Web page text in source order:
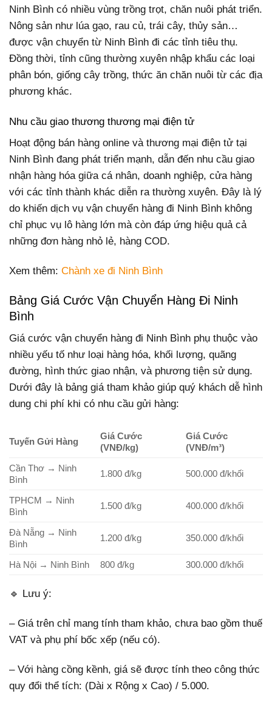
Ninh Bình có nhiều vùng trồng trọt, chăn nuôi phát triển.
Nông sản như lúa gạo, rau củ, trái cây, thủy sản…
được vận chuyển từ Ninh Bình đi các tỉnh tiêu thụ.
Đồng thời, tỉnh cũng thường xuyên nhập khẩu các loại
phân bón, giống cây trồng, thức ăn chăn nuôi từ các địa
phương khác.
Nhu cầu giao thương thương mại điện tử
Hoạt động bán hàng online và thương mại điện tử tại
Ninh Bình đang phát triển mạnh, dẫn đến nhu cầu giao
nhận hàng hóa giữa cá nhân, doanh nghiệp, cửa hàng
với các tỉnh thành khác diễn ra thường xuyên. Đây là lý
do khiến dịch vụ vận chuyển hàng đi Ninh Bình không
chỉ phục vụ lô hàng lớn mà còn đáp ứng hiệu quả cả
những đơn hàng nhỏ lẻ, hàng COD.
Xem thêm: Chành xe đi Ninh Bình
Bảng Giá Cước Vận Chuyển Hàng Đi Ninh
Bình
Giá cước vận chuyển hàng đi Ninh Bình phụ thuộc vào
nhiều yếu tố như loại hàng hóa, khối lượng, quãng
đường, hình thức giao nhận, và phương tiện sử dụng.
Dưới đây là bảng giá tham khảo giúp quý khách dễ hình
dung chi phí khi có nhu cầu gửi hàng:
Tuyến Gửi Hàng
Giá Cước
(VNĐ/kg)
Giá Cước
(VNĐ/m³)
Cần Thơ → Ninh
Bình
1.800 đ/kg 500.000 đ/khối
TPHCM → Ninh
Bình
1.500 đ/kg 400.000 đ/khối
Đà Nẵng → Ninh
Bình
1.200 đ/kg 350.000 đ/khối
Hà Nội → Ninh Bình 800 đ/kg 300.000 đ/khối
🔹 Lưu ý:
– Giá trên chỉ mang tính tham khảo, chưa bao gồm thuế
VAT và phụ phí bốc xếp (nếu có).
– Với hàng cồng kềnh, giá sẽ được tính theo công thức
quy đổi thể tích: (Dài x Rộng x Cao) / 5.000.